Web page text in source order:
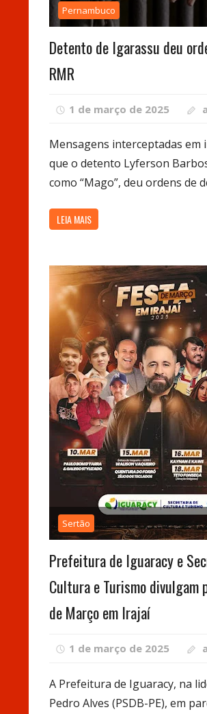
Pernambuco
Detento de Igarassu deu
RMR
1 de março de 2025
Mensagens interceptadas em
que o detento Lyferson
como “Mago”, deu ordens de
LEIA MAIS
Sertão
Prefeitura de Iguaracy e
Cultura e Turismo divulgam
de Março em Irajaí
1 de março de 2025
A Prefeitura de Iguaracy, na
Pedro Alves (PSDB-PE), em